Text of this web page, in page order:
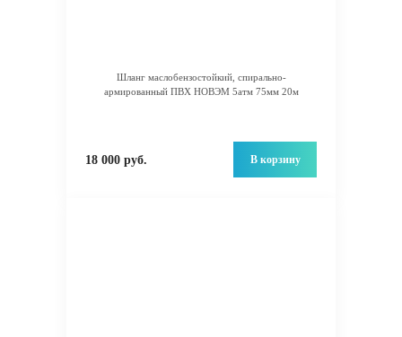
Шланг маслобензостойкий, спирально-
армированный ПВХ НОВЭМ 5атм 75мм 20м
18 000 руб. В корзину